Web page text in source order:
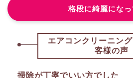
格段に綺麗にな
エアコンクリーニン
客様の声
掃除が丁寧でいい方でした